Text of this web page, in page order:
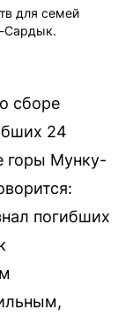
для семей
Сардык.
сборе
24
горы Мунку-
погибших